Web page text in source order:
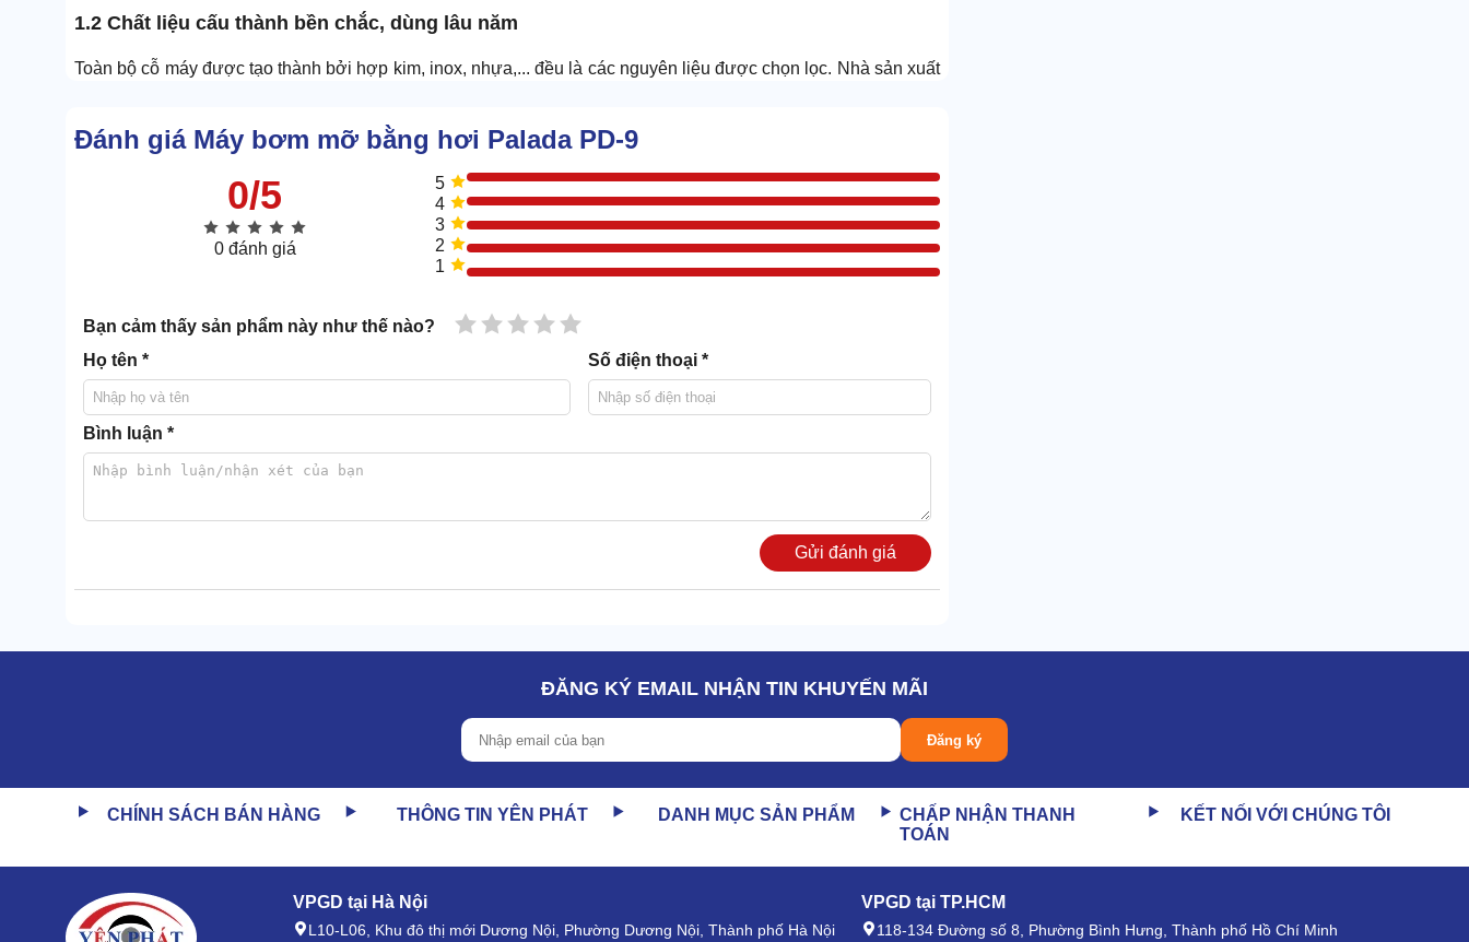
1.2 Chất liệu cấu thành bền chắc, dùng lâu năm
Toàn bộ cỗ máy được tạo thành bởi hợp kim, inox, nhựa,... đều là các nguyên liệu được chọn lọc. Nhà sản xuất
Dòng
máy bơm mỡ bò này cũng đã ra đời từ lâu, bản thân người dùng cũng công nhận về độ bền. Không lo bị
gỉ sét hay biến dạng, lại có thể chống chịu tác động vật lý cực kỳ tốt.
1.3 Lượng mỡ ra đều đặn, áp lực duy trì tốt
Lượng mỡ ra đạt max 0.85L/phút nhưng có thể căn chỉnh theo ý muốn, tùy vị trí cần tra mỡ. Trên trục nén đã lắp
sẵn đồng hồ đo áp suất, quan sát cũng chủ động hơn, linh hoạt khi dùng.
Đánh giá Máy bơm mỡ bằng hơi Palada PD-9
0/5
0 đánh giá
5
4
3
2
1
Bạn cảm thấy sản phẩm này như thế nào? 5 sao
4 sao
3 sao
2 sao
1 sao
Họ tên * Số điện thoại *
Bình luận *
Gửi đánh giá
ĐĂNG KÝ EMAIL NHẬN TIN KHUYẾN MÃI
Đăng ký
CHÍNH SÁCH BÁN HÀNG THÔNG TIN YÊN PHÁT DANH MỤC SẢN PHẨM
CHẤP NHẬN THANH
TOÁN
KẾT NỐI VỚI CHÚNG TÔI
VPGD tại Hà Nội
L10-L06, Khu đô thị mới Dương Nội, Phường Dương Nội, Thành phố Hà Nội
VPGD tại TP.HCM
118-134 Đường số 8, Phường Bình Hưng, Thành phố Hồ Chí Minh